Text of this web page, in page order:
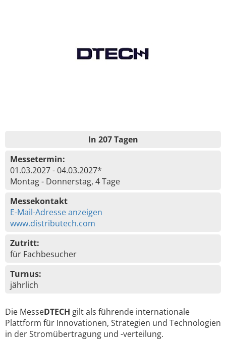
In 207 Tagen
Messetermin:
01.03.2027 - 04.03.2027*
Montag - Donnerstag, 4 Tage
Messekontakt
E-Mail-Adresse anzeigen
www.distributech.com
Zutritt:
für Fachbesucher
Turnus:
jährlich
Die MesseDTECH gilt als führende internationale
Plattform für Innovationen, Strategien und Technologien
in der Stromübertragung und -verteilung.